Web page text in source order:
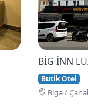
BİG İNN
Butik Otel
Bi̇ga /